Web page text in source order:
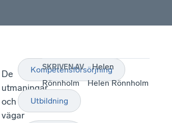
De
utmaningar
och
vägar
Kompetensförsörjning
Utbildning
SKRIVEN AV
Helen
Rönnholm
Helen Rönnholm